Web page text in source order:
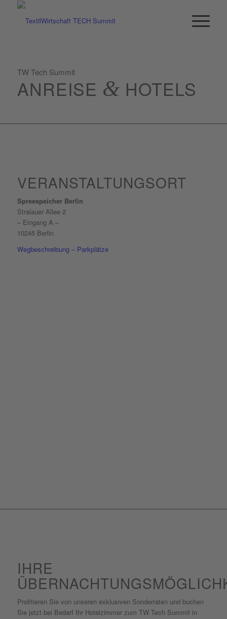
TW Tech Summit
ANREISE & HOTELS
VERANSTALTUNGSORT
Spreespeicher Berlin
Stralauer Allee 2
– Eingang A –
10245 Berlin
Wegbeschreibung – Parkplätze
IHRE
Profitieren Sie von unseren exklusiven Sonderraten und buchen
Sie jetzt bei Bedarf Ihr Hotelzimmer zum TW Tech Summit in